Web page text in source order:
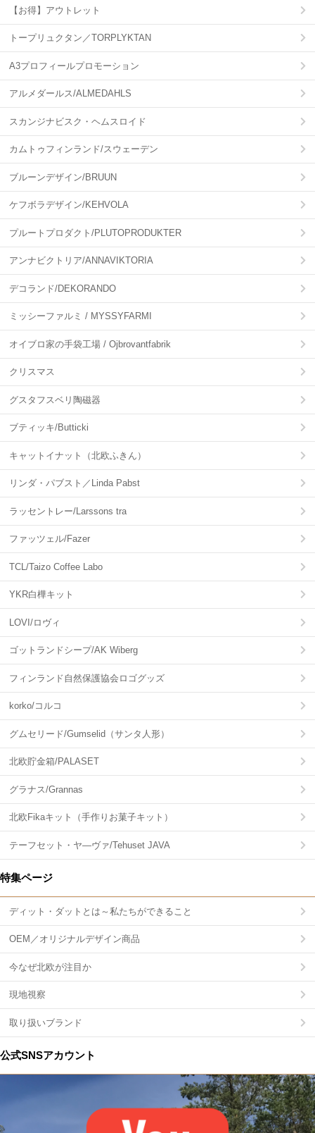
【お得】アウトレット
トープリュクタン／TORPLYKTAN
A3プロフィールプロモーション
アルメダールス/ALMEDAHLS
スカンジナビスク・ヘムスロイド
カムトゥフィンランド/スウェーデン
ブルーンデザイン/BRUUN
ケフボラデザイン/KEHVOLA
プルートプロダクト/PLUTOPRODUKTER
アンナビクトリア/ANNAVIKTORIA
デコランド/DEKORANDO
ミッシーファルミ / MYSSYFARMI
オイブロ家の手袋工場 / Ojbrovantfabrik
クリスマス
グスタフスベリ陶磁器
ブティッキ/Butticki
キャットイナット（北欧ふきん）
リンダ・パブスト／Linda Pabst
ラッセントレー/Larssons tra
ファッツェル/Fazer
TCL/Taizo Coffee Labo
YKR白樺キット
LOVI/ロヴィ
ゴットランドシープ/AK Wiberg
フィンランド自然保護協会ロゴグッズ
korko/コルコ
グムセリード/Gumselid（サンタ人形）
北欧貯金箱/PALASET
グラナス/Grannas
北欧Fikaキット（手作りお菓子キット）
テーフセット・ヤ―ヴァ/Tehuset JAVA
特集ページ
ディット・ダットとは～私たちができること
OEM／オリジナルデザイン商品
今なぜ北欧が注目か
現地視察
取り扱いブランド
公式SNSアカウント